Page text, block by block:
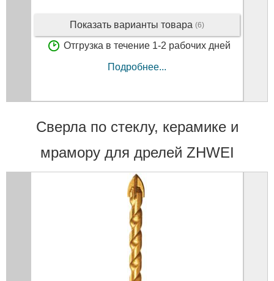
Показать варианты товара (6)
Отгрузка в течение 1-2 рабочих дней
Подробнее...
Cверла по стеклу, керамике и
мрамору для дрелей ZHWEI